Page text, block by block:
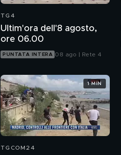
TG4
Ultim'ora dell'8 agosto,
ore 06.00
PUNTATA INTERA 08 ago | Rete 4
TGCOM24
1 MIN